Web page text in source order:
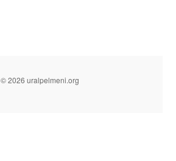
© 2026 uralpelmeni.org